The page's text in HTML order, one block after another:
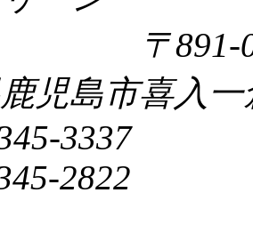
〒891-
児島市喜入一
3337
2822